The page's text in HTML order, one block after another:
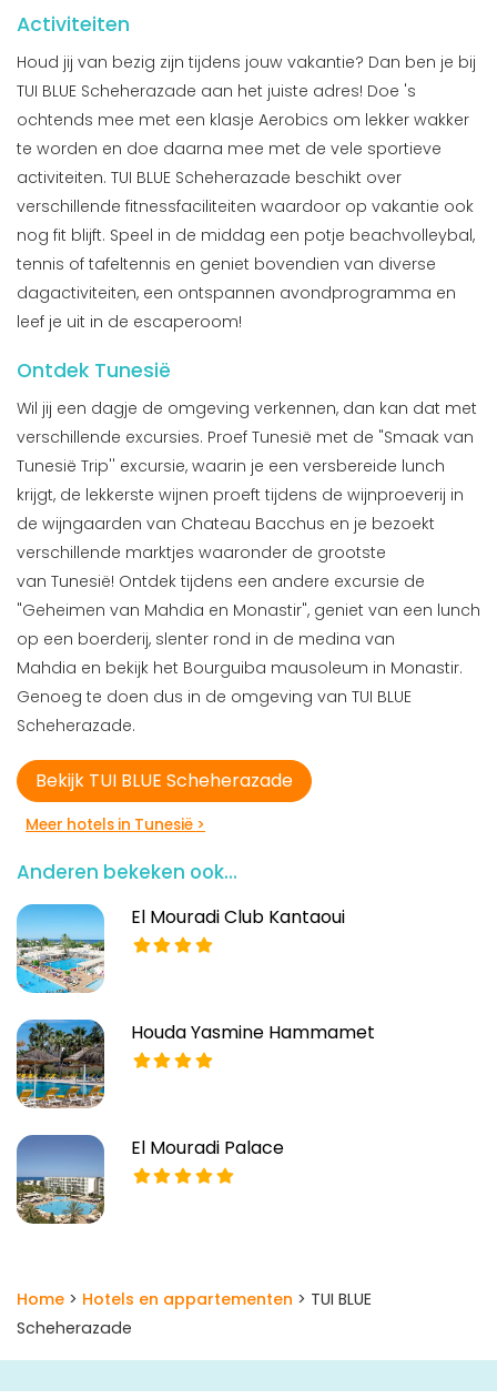
Activiteiten
Houd jij van bezig zijn tijdens jouw vakantie? Dan ben je bij
TUI BLUE Scheherazade aan het juiste adres! Doe 's
ochtends mee met een klasje Aerobics om lekker wakker
te worden en doe daarna mee met de vele sportieve
activiteiten. TUI BLUE Scheherazade beschikt over
verschillende fitnessfaciliteiten waardoor op vakantie ook
nog fit blijft. Speel in de middag een potje beachvolleybal,
tennis of tafeltennis en geniet bovendien van diverse
dagactiviteiten, een ontspannen avondprogramma en
leef je uit in de escaperoom!
Ontdek Tunesië
Wil jij een dagje de omgeving verkennen, dan kan dat met
verschillende excursies. Proef Tunesië met de "Smaak van
Tunesië Trip'' excursie, waarin je een versbereide lunch
krijgt, de lekkerste wijnen proeft tijdens de wijnproeverij in
de wijngaarden van Chateau Bacchus en je bezoekt
verschillende marktjes waaronder de grootste
van Tunesië! Ontdek tijdens een andere excursie de
"Geheimen van Mahdia en Monastir", geniet van een lunch
op een boerderij, slenter rond in de medina van
Mahdia en bekijk het Bourguiba mausoleum in Monastir.
Genoeg te doen dus in de omgeving van TUI BLUE
Scheherazade.
Bekijk TUI BLUE Scheherazade
Meer hotels in Tunesië >
Anderen bekeken ook...
El Mouradi Club Kantaoui
Houda Yasmine Hammamet
El Mouradi Palace
Home > Hotels en appartementen > TUI BLUE
Scheherazade